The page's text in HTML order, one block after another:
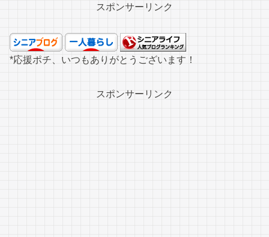
スポンサーリンク
*応援ポチ、いつもありがとうございます！
スポンサーリンク